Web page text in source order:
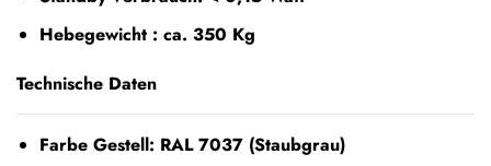
Hebegewicht : ca. 350 Kg
Technische Daten
Farbe Gestell: RAL 7037 (Staubgrau)